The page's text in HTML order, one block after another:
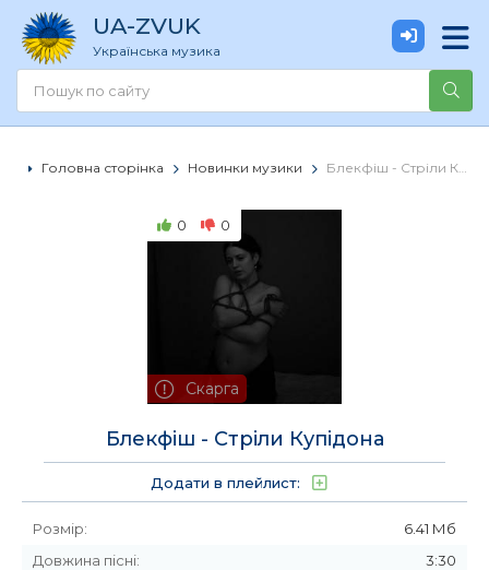
UA-ZVUK
Українська музика
Головна сторінка Новинки музики Блекфіш - Стріли Купідона
0 0
Скарга
Блекфіш - Стріли Купідона
Додати в плейлист:
Розмір:
6.41 Мб
Довжина пісні:
3:30